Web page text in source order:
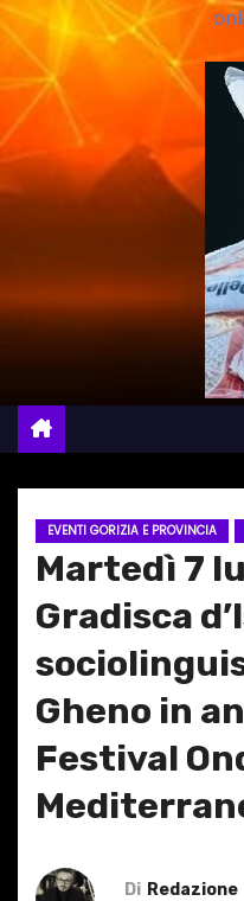
EVENTI GORIZIA E PROVINCIA
Martedì 7
Gradisca
Gheno in
Festival
Di Redazione